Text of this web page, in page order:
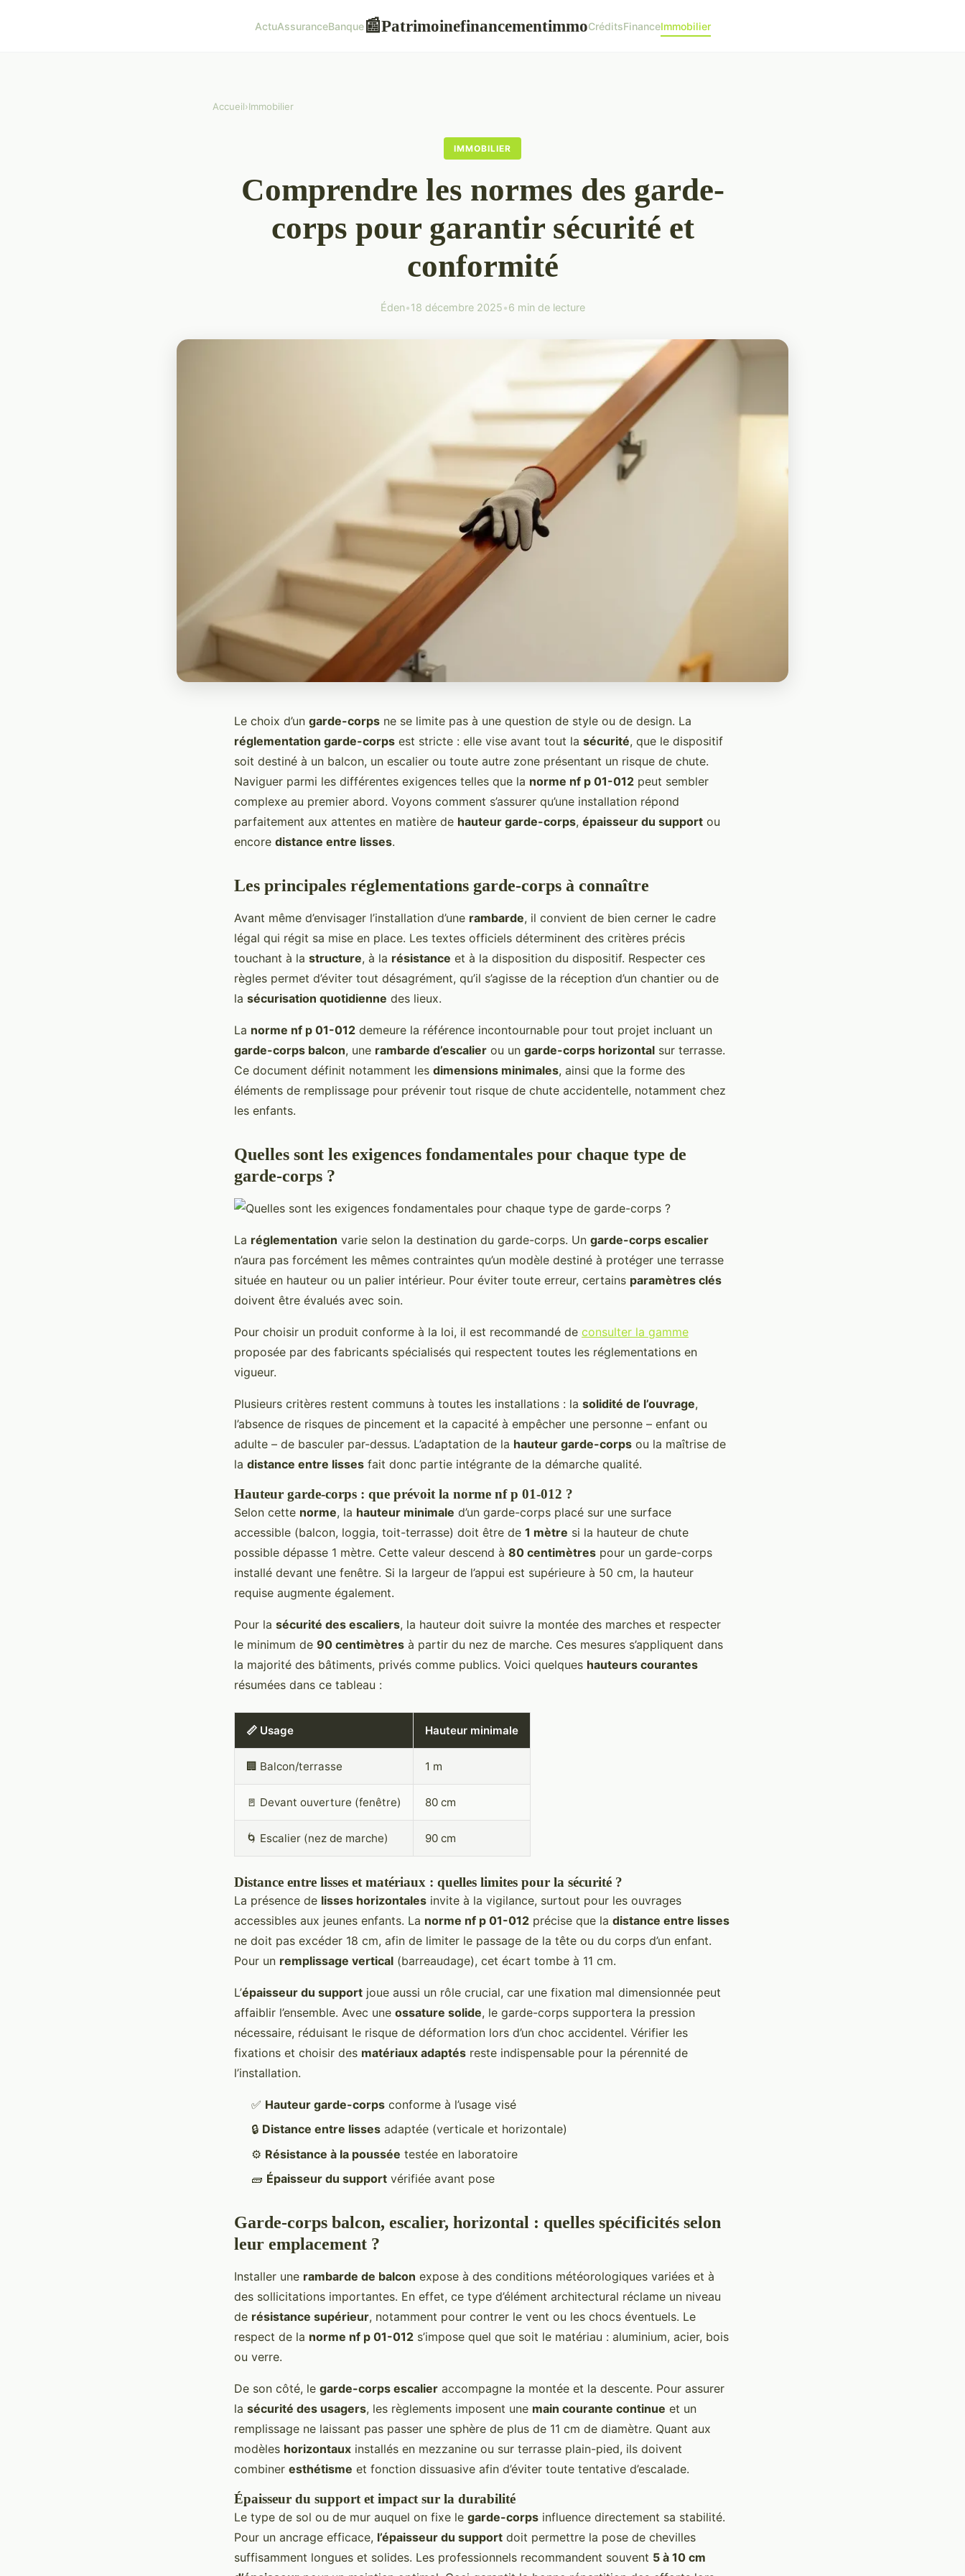
ActuAssuranceBanque📰PatrimoinefinancementimmoCréditsFinanceImmobilier
Accueil›Immobilier
IMMOBILIER
Comprendre les normes des garde-
corps pour garantir sécurité et
conformité
Éden•18 décembre 2025•6 min de lecture
Le choix d’un garde-corps ne se limite pas à une question de style ou de design. La
réglementation garde-corps est stricte : elle vise avant tout la sécurité, que le dispositif
soit destiné à un balcon, un escalier ou toute autre zone présentant un risque de chute.
Naviguer parmi les différentes exigences telles que la norme nf p 01-012 peut sembler
complexe au premier abord. Voyons comment s’assurer qu’une installation répond
parfaitement aux attentes en matière de hauteur garde-corps, épaisseur du support ou
encore distance entre lisses.
Les principales réglementations garde-corps à connaître
Avant même d’envisager l’installation d’une rambarde, il convient de bien cerner le cadre
légal qui régit sa mise en place. Les textes officiels déterminent des critères précis
touchant à la structure, à la résistance et à la disposition du dispositif. Respecter ces
règles permet d’éviter tout désagrément, qu’il s’agisse de la réception d’un chantier ou de
la sécurisation quotidienne des lieux.
La norme nf p 01-012 demeure la référence incontournable pour tout projet incluant un
garde-corps balcon, une rambarde d’escalier ou un garde-corps horizontal sur terrasse.
Ce document définit notamment les dimensions minimales, ainsi que la forme des
éléments de remplissage pour prévenir tout risque de chute accidentelle, notamment chez
les enfants.
Quelles sont les exigences fondamentales pour chaque type de
garde-corps ?
La réglementation varie selon la destination du garde-corps. Un garde-corps escalier
n’aura pas forcément les mêmes contraintes qu’un modèle destiné à protéger une terrasse
située en hauteur ou un palier intérieur. Pour éviter toute erreur, certains paramètres clés
doivent être évalués avec soin.
Pour choisir un produit conforme à la loi, il est recommandé de consulter la gamme
proposée par des fabricants spécialisés qui respectent toutes les réglementations en
vigueur.
Plusieurs critères restent communs à toutes les installations : la solidité de l’ouvrage,
l’absence de risques de pincement et la capacité à empêcher une personne – enfant ou
adulte – de basculer par-dessus. L’adaptation de la hauteur garde-corps ou la maîtrise de
la distance entre lisses fait donc partie intégrante de la démarche qualité.
Hauteur garde-corps : que prévoit la norme nf p 01-012 ?
Selon cette norme, la hauteur minimale d’un garde-corps placé sur une surface
accessible (balcon, loggia, toit-terrasse) doit être de 1 mètre si la hauteur de chute
possible dépasse 1 mètre. Cette valeur descend à 80 centimètres pour un garde-corps
installé devant une fenêtre. Si la largeur de l’appui est supérieure à 50 cm, la hauteur
requise augmente également.
Pour la sécurité des escaliers, la hauteur doit suivre la montée des marches et respecter
le minimum de 90 centimètres à partir du nez de marche. Ces mesures s’appliquent dans
la majorité des bâtiments, privés comme publics. Voici quelques hauteurs courantes
résumées dans ce tableau :
📏 Usage Hauteur minimale
🏢 Balcon/terrasse 1 m
🚪 Devant ouverture (fenêtre) 80 cm
🌀 Escalier (nez de marche) 90 cm
Distance entre lisses et matériaux : quelles limites pour la sécurité ?
La présence de lisses horizontales invite à la vigilance, surtout pour les ouvrages
accessibles aux jeunes enfants. La norme nf p 01-012 précise que la distance entre lisses
ne doit pas excéder 18 cm, afin de limiter le passage de la tête ou du corps d’un enfant.
Pour un remplissage vertical (barreaudage), cet écart tombe à 11 cm.
L’épaisseur du support joue aussi un rôle crucial, car une fixation mal dimensionnée peut
affaiblir l’ensemble. Avec une ossature solide, le garde-corps supportera la pression
nécessaire, réduisant le risque de déformation lors d’un choc accidentel. Vérifier les
fixations et choisir des matériaux adaptés reste indispensable pour la pérennité de
l’installation.
✅ Hauteur garde-corps conforme à l’usage visé
🔒 Distance entre lisses adaptée (verticale et horizontale)
⚙️ Résistance à la poussée testée en laboratoire
🧱 Épaisseur du support vérifiée avant pose
Garde-corps balcon, escalier, horizontal : quelles spécificités selon
leur emplacement ?
Installer une rambarde de balcon expose à des conditions météorologiques variées et à
des sollicitations importantes. En effet, ce type d’élément architectural réclame un niveau
de résistance supérieur, notamment pour contrer le vent ou les chocs éventuels. Le
respect de la norme nf p 01-012 s’impose quel que soit le matériau : aluminium, acier, bois
ou verre.
De son côté, le garde-corps escalier accompagne la montée et la descente. Pour assurer
la sécurité des usagers, les règlements imposent une main courante continue et un
remplissage ne laissant pas passer une sphère de plus de 11 cm de diamètre. Quant aux
modèles horizontaux installés en mezzanine ou sur terrasse plain-pied, ils doivent
combiner esthétisme et fonction dissuasive afin d’éviter toute tentative d’escalade.
Épaisseur du support et impact sur la durabilité
Le type de sol ou de mur auquel on fixe le garde-corps influence directement sa stabilité.
Pour un ancrage efficace, l’épaisseur du support doit permettre la pose de chevilles
suffisamment longues et solides. Les professionnels recommandent souvent 5 à 10 cm